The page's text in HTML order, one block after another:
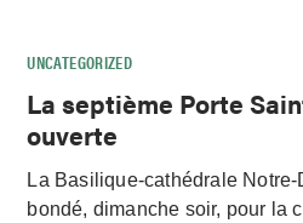
UNCATEGORIZED
La septième Porte
ouverte
La Basilique-cathédrale
bondé, dimanche soir, pour la